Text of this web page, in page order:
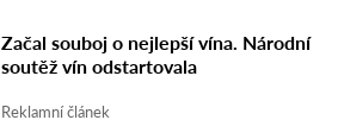
Začal souboj o nejlepší vína. Národní
soutěž vín odstartovala
Reklamní článek